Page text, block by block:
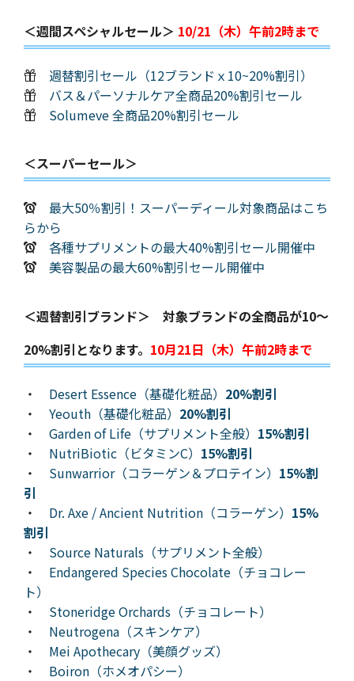
＜週間スペシャルセール＞ 10/21（木）午前2時まで
週替割引セール（12ブランドｘ10~20%割引）
バス＆パーソナルケア全商品20%割引セール
Solumeve 全商品20%割引セール
＜スーパーセール＞
最大50％割引！スーパーディール対象商品はこち
らから
各種サプリメントの最大40%割引セール開催中
美容製品の最大60%割引セール開催中
＜週替割引ブランド＞ 対象ブランドの全商品が10～
20%割引となります。 10月21日（木）午前2時まで
・ Desert Essence（基礎化粧品） 20%割引
・ Yeouth（基礎化粧品） 20%割引
・ Garden of Life（サプリメント全般） 15%割引
・ NutriBiotic（ビタミンC） 15%割引
・ Sunwarrior（コラーゲン＆プロテイン） 15%割
引
・ Dr. Axe / Ancient Nutrition（コラーゲン） 15%
割引
・ Source Naturals（サプリメント全般）
・ Endangered Species Chocolate（チョコレー
ト）
・ Stoneridge Orchards（チョコレート）
・ Neutrogena（スキンケア）
・ Mei Apothecary（美顔グッズ）
・ Boiron（ホメオパシー）